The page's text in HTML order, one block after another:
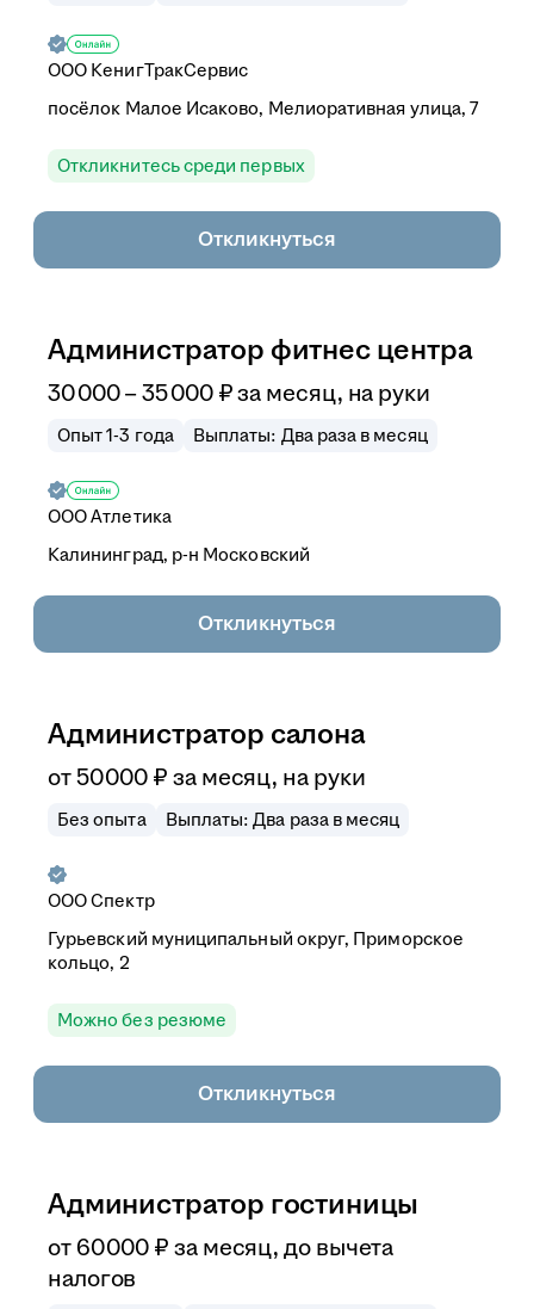
ООО КенигТракСервис
посёлок Малое Исаково, Мелиоративная улица, 7
Откликнитесь среди первых
Откликнуться
Администратор фитнес центра
30 000–35 000 ₽ за месяц, на руки
Опыт 1-3 года Выплаты: Два раза в месяц
ОООАтлетика
Калининград, р-н Московский
Откликнуться
Администратор салона
от50 000 ₽ за месяц, на руки
Без опыта Выплаты: Два раза в месяц
ОООСпектр
Гурьевский муниципальный округ, Приморское
кольцо, 2
Можно без резюме
Откликнуться
Администратор гостиницы
от60 000 ₽ за месяц,до вычета
налогов